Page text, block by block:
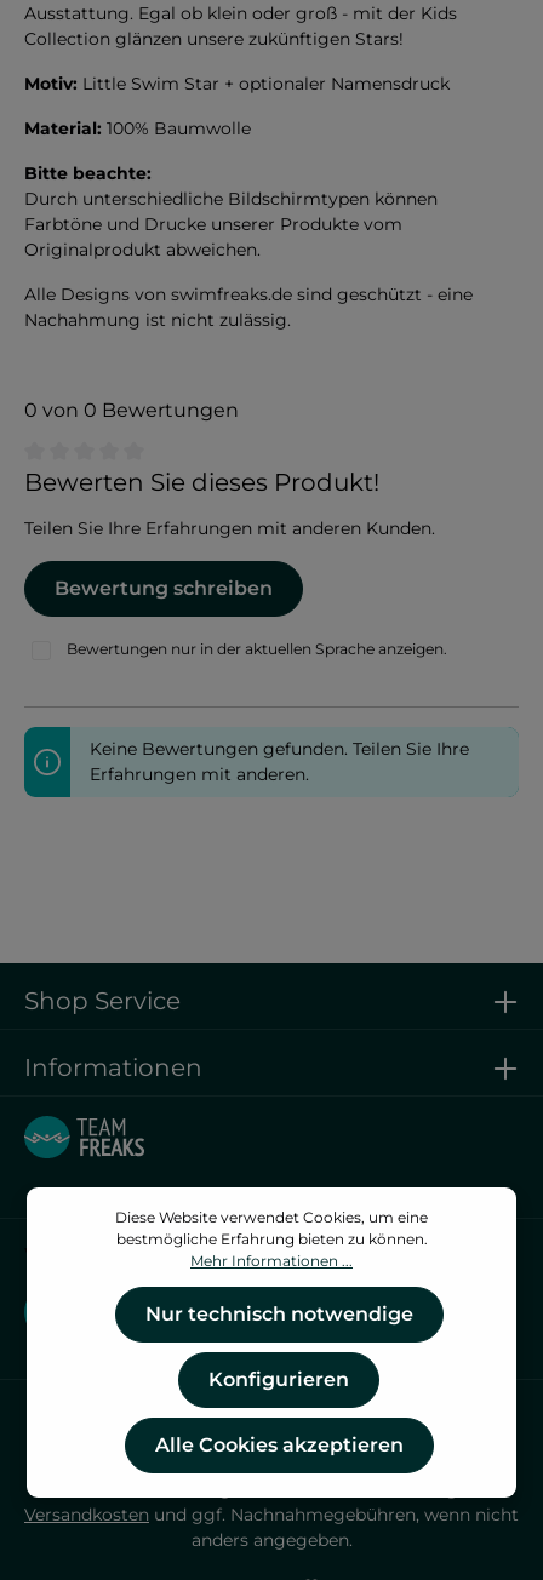
Ausstattung. Egal ob klein oder groß - mit der Kids
Collection glänzen unsere zukünftigen Stars!
Motiv: Little Swim Star + optionaler Namensdruck
Material: 100% Baumwolle
Bitte beachte:
Durch unterschiedliche Bildschirmtypen können
Farbtöne und Drucke unserer Produkte vom
Originalprodukt abweichen.
Alle Designs von swimfreaks.de sind geschützt - eine
Nachahmung ist nicht zulässig.
0 von 0 Bewertungen
Durchschnittliche Bewertung von 0 von 5 Sternen
Bewerten Sie dieses Produkt!
Teilen Sie Ihre Erfahrungen mit anderen Kunden.
Bewertung schreiben
Bewertungen nur in der aktuellen Sprache anzeigen.
Keine Bewertungen gefunden. Teilen Sie Ihre
Erfahrungen mit anderen.
Vertrag widerrufen
Vertrag widerrufen
Shop Service
Informationen
Versandkosten und ggf. Nachnahmegebühren, wenn nicht
anders angegeben.
Diese Website verwendet Cookies, um eine
bestmögliche Erfahrung bieten zu können.
Mehr Informationen ...
Nur technisch notwendige
Konfigurieren
Alle Cookies akzeptieren